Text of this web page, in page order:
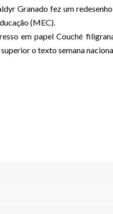
Granado fez um
(MEC).
em papel Couché
o texto semana